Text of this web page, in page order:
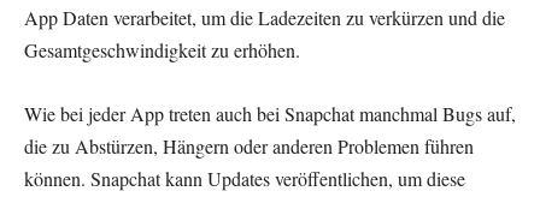
App Daten verarbeitet, um die Ladezeiten zu verkürzen und die
Gesamtgeschwindigkeit zu erhöhen.
Wie bei jeder App treten auch bei Snapchat manchmal Bugs auf,
die zu Abstürzen, Hängern oder anderen Problemen führen
können. Snapchat kann Updates veröffentlichen, um diese